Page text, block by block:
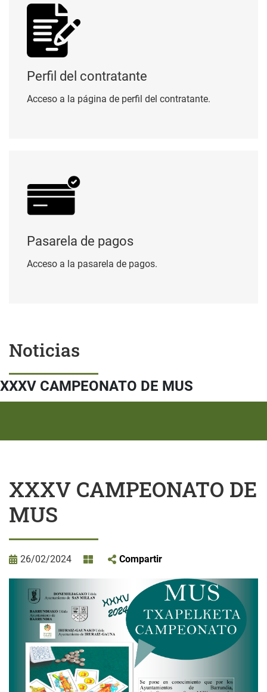
Perfil del contratante
Acceso a la página de perfil del contratante.
Pasarela de pagos
Acceso a la pasarela de pagos.
Noticias
XXXV CAMPEONATO DE MUS
XXXV CAMPEONATO DE
MUS
26/02/2024 Compartir